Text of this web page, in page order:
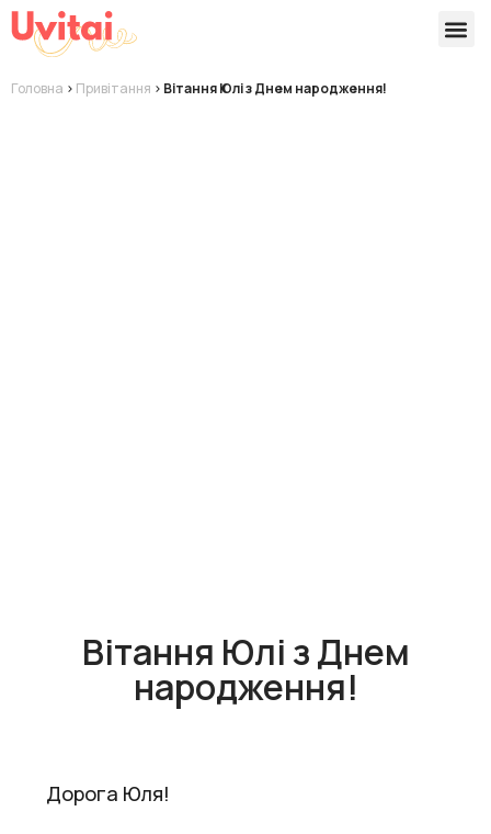
Головна > Привітання > Вітання Юлі з Днем народження!
Вітання Юлі з Днем
народження!
Дорога Юля!